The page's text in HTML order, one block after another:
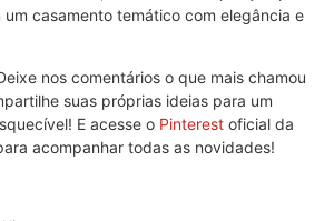
um casamento temático com elegância e
nos comentários o que mais chamou
suas próprias ideias para um
E acesse o Pinterest oficial da
acompanhar todas as novidades!